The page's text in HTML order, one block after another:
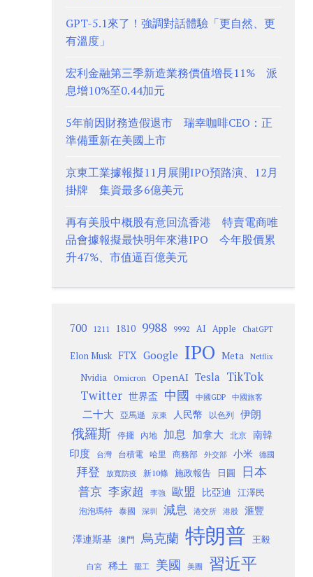
GPT-5.1來了！強調對話體驗「更自然、更
有溫度」
宏利金融第三季新造業務價值增長11% 派
息增10%至0.44加元
5年前因財務造假退市 瑞幸咖啡CEO：正
準備重新在美國上市
京東工業據報擬11月展開IPO預路演、12月
掛牌 集資最多6億美元
再有美股中概股有意回流香港 特賣電商唯
品會據報擬最快明年來港IPO 今年股價累
升47%、市值逼百億美元
700 1211 1810 9988 9992 AI Apple ChatGPT
Elon Musk FTX Google IPO Meta Netflix
Nvidia Omicron OpenAI Tesla TikTok
Twitter 世界盃 中國 中國GDP 中國旅客
二十大 亞馬遜 京東 人民幣 以色列 伊朗
俄羅斯 停擺 內地 加息 加拿大 北京
南韓
印度
台灣 台積電 哈里 商務部 外交部 小米 德國
拜登 放寬防疫 新10條 施政報告 日圓 日本
普京 李家超 李強 歐盟 比亞迪 江澤民
泡泡瑪特 泰國 深圳 減息 港交所 港股 滙豐
澤連斯基 澳門 烏克蘭 特朗普 王毅
白宮 稀土 罷工 美國 美團 習近平